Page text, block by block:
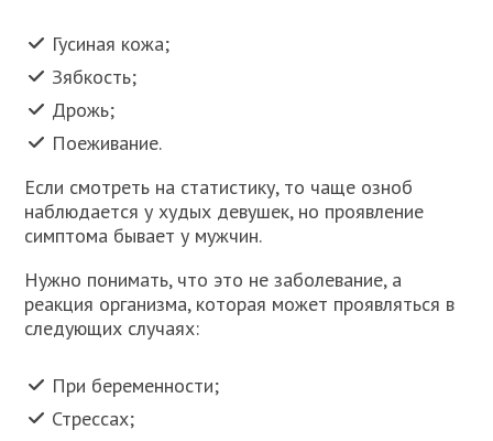
Гусиная кожа;
Зябкость;
Дрожь;
Поеживание.
Если смотреть на статистику, то чаще озноб
наблюдается у худых девушек, но проявление
симптома бывает у мужчин.
Нужно понимать, что это не заболевание, а
реакция организма, которая может проявляться в
следующих случаях:
При беременности;
Стрессах;